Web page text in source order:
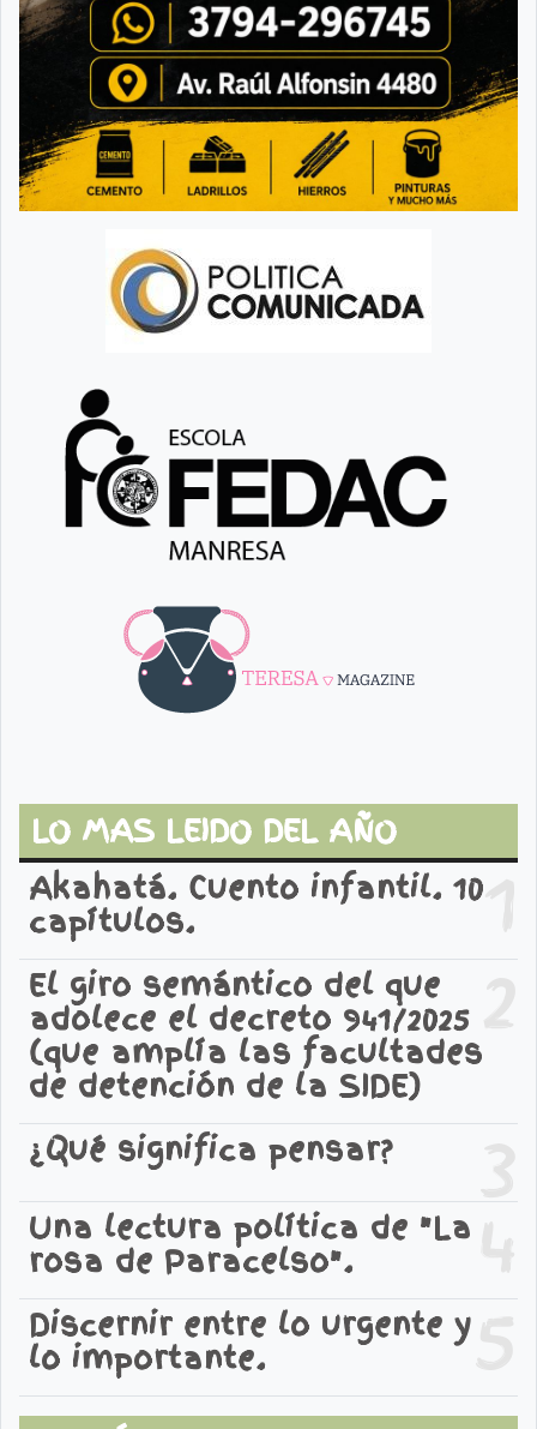
LO MAS LEIDO DEL AÑO
1
Akahatá. Cuento infantil. 10
capítulos.
2
El giro semántico del que
adolece el decreto 941/2025
(que amplía las facultades
de detención de la SIDE)
3
¿Qué significa pensar?
4
Una lectura política de "La
rosa de Paracelso".
5
Discernir entre lo urgente y
lo importante.